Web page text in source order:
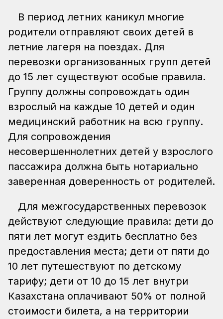
В период летних каникул многие
родители отправляют своих детей в
летние лагеря на поездах. Для
перевозки организованных групп детей
до 15 лет существуют особые правила.
Группу должны сопровождать один
взрослый на каждые 10 детей и один
медицинский работник на всю группу.
Для сопровождения
несовершеннолетних детей у взрослого
пассажира должна быть нотариально
заверенная доверенность от родителей.
Для межгосударственных перевозок
действуют следующие правила: дети до
пяти лет могут ездить бесплатно без
предоставления места; дети от пяти до
10 лет путешествуют по детскому
тарифу; дети от 10 до 15 лет внутри
Казахстана оплачивают 50% от полной
стоимости билета, а на территории